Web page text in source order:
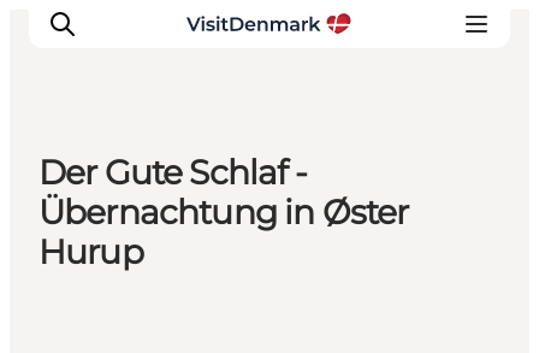
Inspiration
Regionen
Erlebnisse
Der Gute Schlaf -
Übernachtung in Øster
Hurup